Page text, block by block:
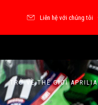
Liên hệ với chúng tôi
TRỞ VỀ THẾ GIỚI APRILIA